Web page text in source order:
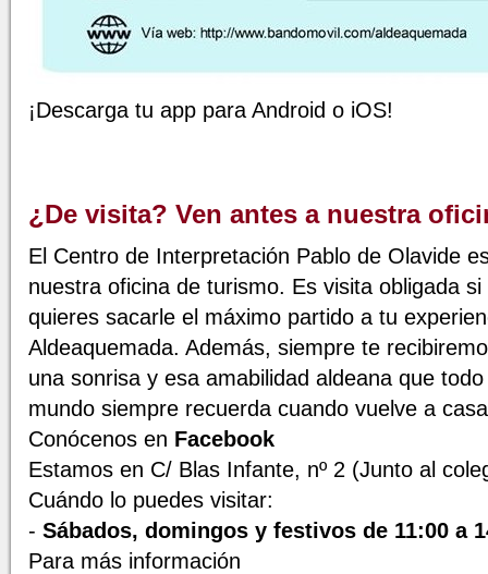
¡Descarga tu app para Android o iOS!
¿De visita? Ven antes a nuestra
El Centro de Interpretación Pablo de Olavide
nuestra oficina de turismo. Es visita obligada si
quieres sacarle el máximo partido a tu
Aldeaquemada. Además, siempre te
una sonrisa y esa amabilidad aldeana que todo
mundo siempre recuerda cuando vuelve a
Conócenos en Facebook
Estamos en C/ Blas Infante, nº 2 (Junto al
Cuándo lo puedes visitar:
- Sábados, domingos y festivos de 11:00 a
Para más información